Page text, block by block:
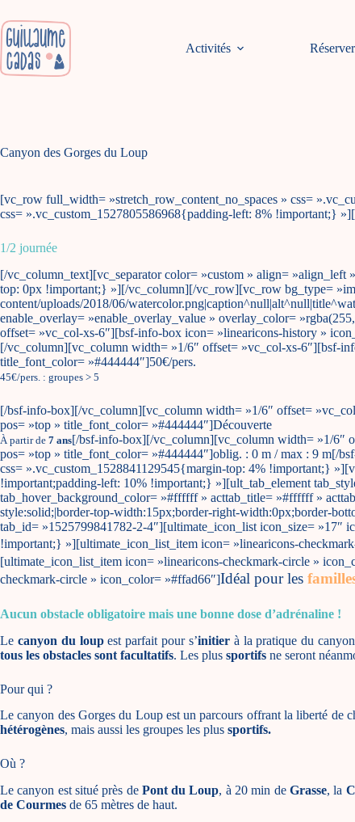
au
contenu
Activités
Réserver
Canyon des Gorges du Loup
[vc_row full_width= »stretch_row_content_no_spaces » css=
css= ».vc_custom_1527805586968{padding-left: 8% !important;}
1/2 journée
[/vc_column_text][vc_separator color= »custom » align=
top: 0px !important;} »][/vc_column][/vc_row][vc_row bg_type=
content/uploads/2018/06/
enable_overlay= »enable_overlay_value » overlay_color=
offset= »vc_col-xs-6″][bsf-info-box icon= »linearicons-history »
[/vc_column][vc_column width= »1/6″ offset= »vc_col-xs-6″][bsf-
title_font_color= »#444444″]50€/pers.
45€/pers. : groupes > 5
[/bsf-info-box][/vc_column][vc_column width= »1/6″ offset=
pos= »top » title_font_color= »#444444″]Découverte
À partir de 7 ans[/bsf-info-box][/vc_column][vc_column width= »1/6″
pos= »top » title_font_color= »#444444″]oblig. : 0 m / max : 9 m[/
css= ».vc_custom_1528841129545{margin-top: 4% !important;}
!important;padding-left: 10% !important;} »][ult_tab_element
tab_hover_background_color= »#ffffff » acttab_title= »#ffffff »
style:solid;|border-top-width:15px;border-right-width:0px;border-
tab_id= »1525799841782-2-4″][ultimate_icon_list icon_size= »17″
!important;} »][ultimate_icon_list_item icon= »linearicons-
[ultimate_icon_list_item icon= »linearicons-checkmark-circle »
checkmark-circle » icon_color= »#ffad66″]Idéal pour les
Aucun obstacle obligatoire mais une bonne dose d’adrénaline !
Le canyon du loupest parfait pour s’initierà la pratique du
tous les obstacles sont facultatifs. Les plus sportifs ne seront
Pour qui ?
Le canyon des Gorges du Loup est un parcours offrant la liberté de
hétérogènes, mais aussi les groupes les plus sportifs.
Où ?
Le canyon est situé près de Pont du Loup, à 20 min de Grasse, la
de Courmes de 65 mètres de haut.